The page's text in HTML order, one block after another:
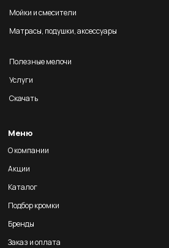
Мойки и смесители
Матрасы, подушки, аксессуары
Полезные мелочи
Услуги
Скачать
Меню
О компании
Акции
Каталог
Подбор кромки
Бренды
Заказ и оплата